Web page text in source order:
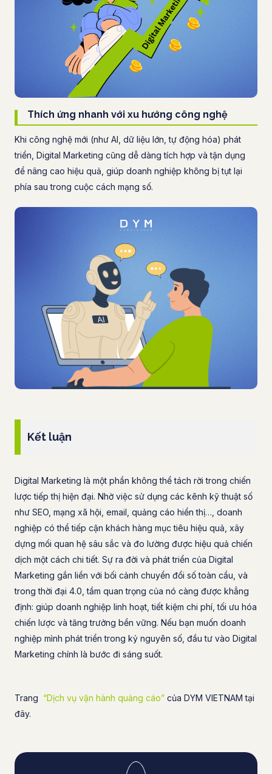
Thích ứng nhanh với xu hướng công nghệ
Khi công nghệ mới (như AI, dữ liệu lớn, tự động hóa) phát
triển, Digital Marketing cũng dễ dàng tích hợp và tận dụng
để nâng cao hiệu quả, giúp doanh nghiệp không bị tụt lại
phía sau trong cuộc cách mạng số.
Kết luận
Digital Marketing là một phần không thể tách rời trong chiến
lược tiếp thị hiện đại. Nhờ việc sử dụng các kênh kỹ thuật số
như SEO, mạng xã hội, email, quảng cáo hiển thị…, doanh
nghiệp có thể tiếp cận khách hàng mục tiêu hiệu quả, xây
dựng mối quan hệ sâu sắc và đo lường được hiệu quả chiến
dịch một cách chi tiết. Sự ra đời và phát triển của Digital
Marketing gắn liền với bối cảnh chuyển đổi số toàn cầu, và
trong thời đại 4.0, tầm quan trọng của nó càng được khẳng
định: giúp doanh nghiệp linh hoạt, tiết kiệm chi phí, tối ưu hóa
chiến lược và tăng trưởng bền vững. Nếu bạn muốn doanh
nghiệp mình phát triển trong kỷ nguyên số, đầu tư vào Digital
Marketing chính là bước đi sáng suốt.
Trang “Dịch vụ vận hành quảng cáo” của DYM VIETNAM tại
đây.